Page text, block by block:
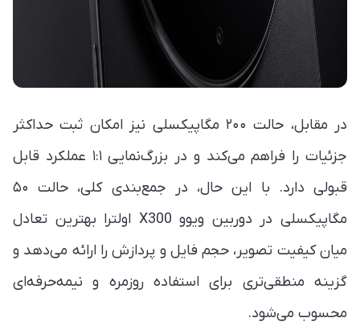
در مقابل، حالت ۲۰۰ مگاپیکسلی نیز امکان ثبت حداکثر
جزئیات را فراهم می‌کند و در بزرگ‌نمایی ۱:۱ عملکرد قابل
قبولی دارد. با این حال، در جمع‌بندی کلی، حالت ۵۰
مگاپیکسلی در دوربین ویوو X300 اولترا بهترین تعادل
میان کیفیت تصویر، حجم فایل و پردازش را ارائه می‌دهد و
گزینه منطقی‌تری برای استفاده روزمره و نیمه‌حرفه‌ای
محسوب می‌شود.